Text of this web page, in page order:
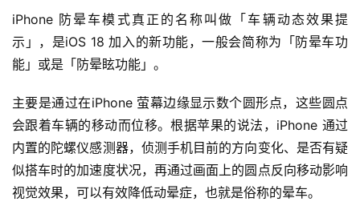
iPhone 防晕车模式真正的名称叫做「车辆动态效果提
示」，是iOS 18 加入的新功能，一般会简称为「防晕车功
能」或是「防晕眩功能」。
主要是通过在iPhone 萤幕边缘显示数个圆形点，这些圆点
会跟着车辆的移动而位移。根据苹果的说法，iPhone 通过
内置的陀螺仪感测器，侦测手机目前的方向变化、是否有疑
似搭车时的加速度状况，再通过画面上的圆点反向移动影响
视觉效果，可以有效降低动晕症，也就是俗称的晕车。